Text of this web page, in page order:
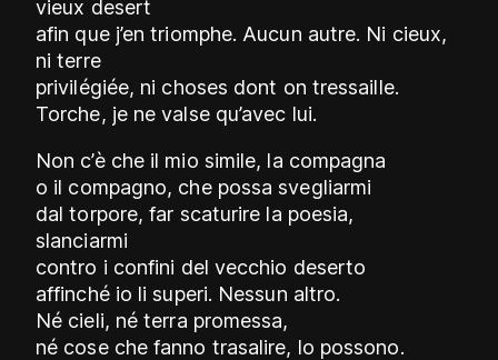
vieux desert
afin que j’en triomphe. Aucun autre. Ni cieux,
ni terre
privilégiée, ni choses dont on tressaille.
Torche, je ne valse qu’avec lui.
Non c’è che il mio simile, la compagna
o il compagno, che possa svegliarmi
dal torpore, far scaturire la poesia,
slanciarmi
contro i confini del vecchio deserto
affinché io li superi. Nessun altro.
Né cieli, né terra promessa,
né cose che fanno trasalire, lo possono.